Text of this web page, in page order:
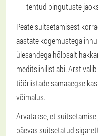
tehtud pingutuste
Peate suitsetamisest
aastate kogemustega
ülesandega hõlpsalt
meditsiinilist abi. Arst
tööriistade samaaegse
võimalus.
Arvatakse, et
päevas suitsetatud